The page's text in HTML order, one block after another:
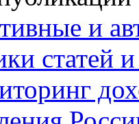
и
статей